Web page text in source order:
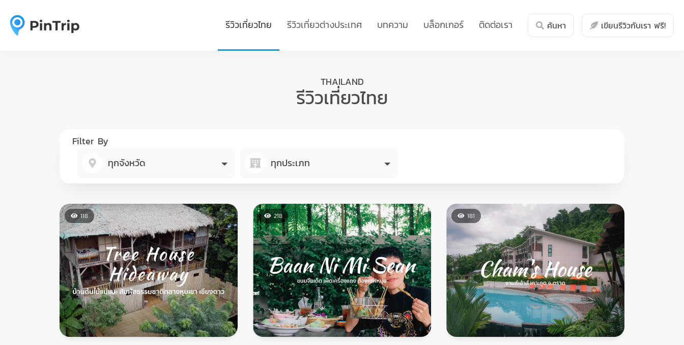
รีวิวเที่ยวไทย รีวิวเที่ยวต่างประเทศ บทความ บล็อกเกอร์ ติดต่อเรา ค้นหา เขียนรีวิวกับเรา ฟรี!
THAILAND
รีวิวเที่ยวไทย
Filter By
ทุกจังหวัด
ทุกประเภท
118 218 181